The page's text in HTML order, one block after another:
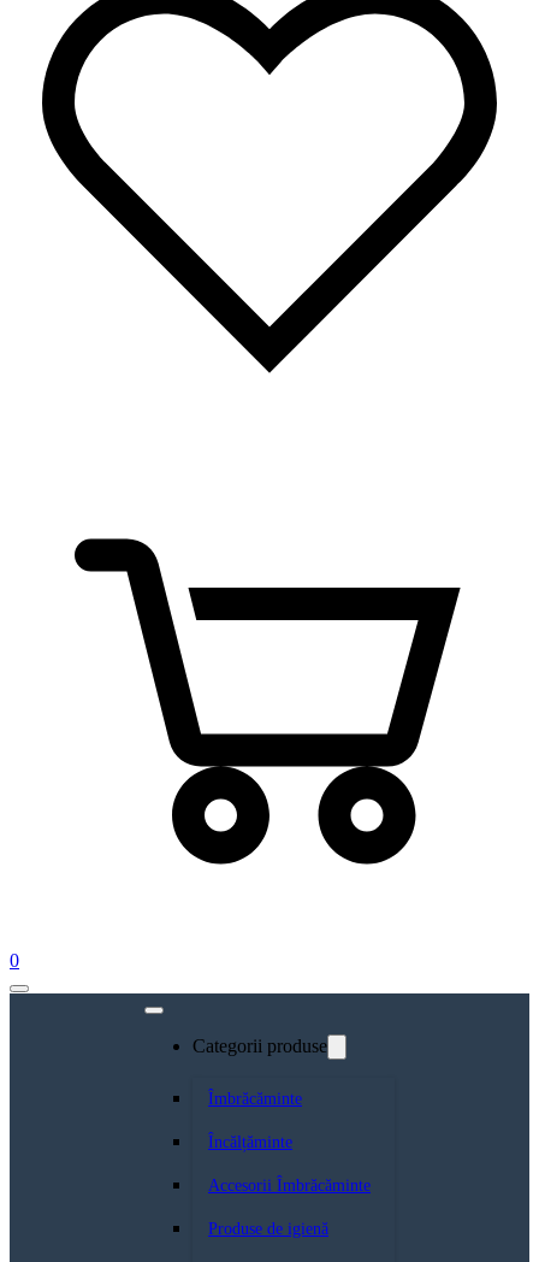
0
Categorii produse
Îmbrăcăminte
Încălțăminte
Accesorii Îmbrăcăminte
Produse de igienă